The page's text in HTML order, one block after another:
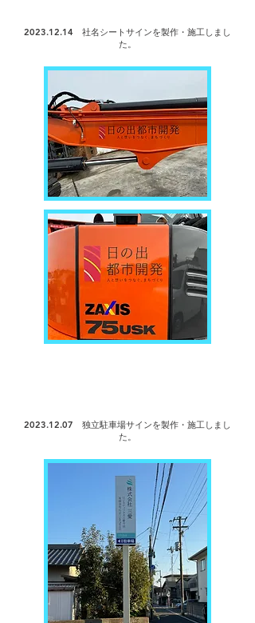
2023.12.14 社名シートサインを製作・ 施工しまし
た。
2023.12.07 独立駐車場サインを製作・ 施工しまし
た。